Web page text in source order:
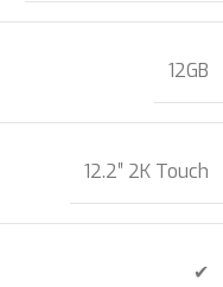
12GB
12.2″ 2K Touch
✔